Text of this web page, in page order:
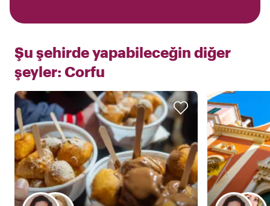
Şu şehirde yapabileceğin diğer
şeyler: Corfu